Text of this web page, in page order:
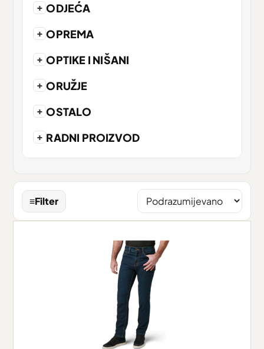
+ ODJEĆA
+ OPREMA
+ OPTIKE I NIŠANI
+ ORUŽJE
+ OSTALO
+ RADNI PROIZVOD
≡Filter